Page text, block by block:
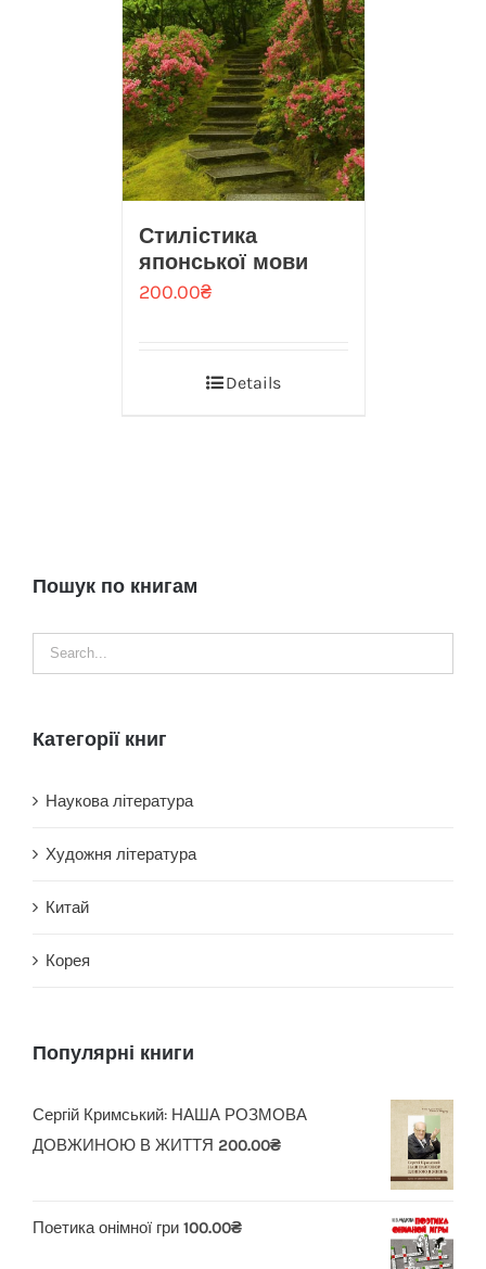
Стилістика
японської мови
200.00₴
Details
Пошук по книгам
Категорії книг
Наукова література
Художня література
Китай
Корея
Популярні книги
Сергій Кримський: НАША РОЗМОВА
ДОВЖИНОЮ В ЖИТТЯ 200.00₴
Поетика онімної гри 100.00₴